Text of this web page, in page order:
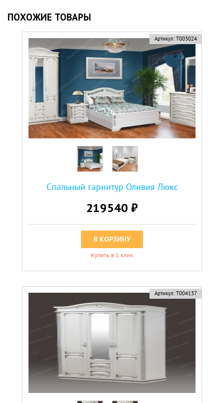
ПОХОЖИЕ ТОВАРЫ
Артикул: Т003024
Спальный гарнитур Оливия Люкс
219540 ₽
В КОРЗИНУ
Купить в 1 клик
Артикул: Т004137